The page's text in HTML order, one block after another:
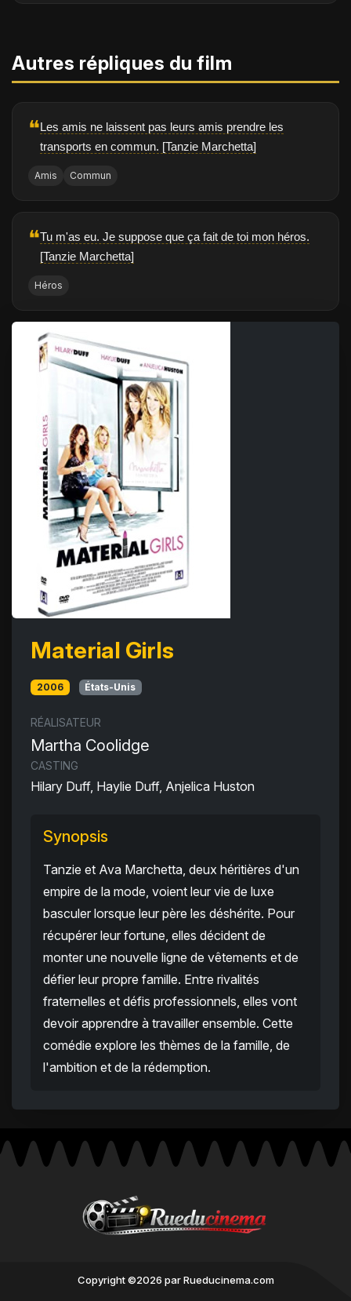
Autres répliques du film
❝Les amis ne laissent pas leurs amis prendre les
transports en commun. [Tanzie Marchetta]
Amis Commun
❝Tu m'as eu. Je suppose que ça fait de toi mon héros.
[Tanzie Marchetta]
Héros
Material Girls
2006 États-Unis
RÉALISATEUR
Martha Coolidge
CASTING
Hilary Duff, Haylie Duff, Anjelica Huston
Synopsis
Tanzie et Ava Marchetta, deux héritières d'un
empire de la mode, voient leur vie de luxe
basculer lorsque leur père les déshérite. Pour
récupérer leur fortune, elles décident de
monter une nouvelle ligne de vêtements et de
défier leur propre famille. Entre rivalités
fraternelles et défis professionnels, elles vont
devoir apprendre à travailler ensemble. Cette
comédie explore les thèmes de la famille, de
l'ambition et de la rédemption.
Copyright ©2026 par Rueducinema.com